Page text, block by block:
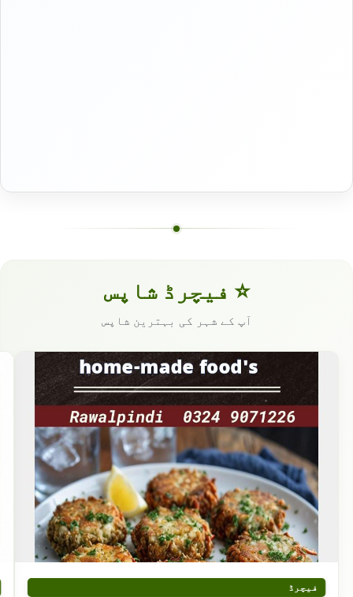
⭐ فیچرڈ شاپس
آپ کے شہر کی بہترین شاپس
فیچرڈ